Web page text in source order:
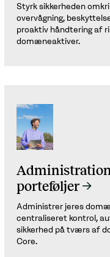
Styrk sikkerheden
overvågning,
proaktiv håndtering af
domæneaktiver.
porteføljer
Administrer jeres
centraliseret kontrol,
sikkerhed på tværs af
Core.